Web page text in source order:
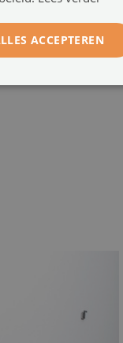
afstandhouders of
- Eventuele defecten
worden.
ACCEPTEREN